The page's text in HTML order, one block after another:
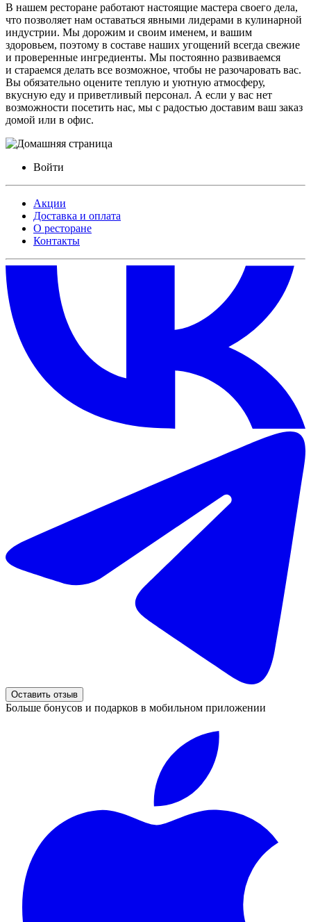
В нашем ресторане работают настоящие мастера своего дела,
что позволяет нам оставаться явными лидерами в кулинарной
индустрии. Мы дорожим и своим именем, и вашим
здоровьем, поэтому в составе наших угощений всегда свежие
и проверенные ингредиенты. Мы постоянно развиваемся
и стараемся делать все возможное, чтобы не разочаровать вас.
Вы обязательно оцените теплую и уютную атмосферу,
вкусную еду и приветливый персонал. А если у вас нет
возможности посетить нас, мы с радостью доставим ваш заказ
домой или в офис.
Войти
Акции
Доставка и оплата
О ресторане
Контакты
Оставить отзыв
Больше бонусов и подарков в мобильном приложении